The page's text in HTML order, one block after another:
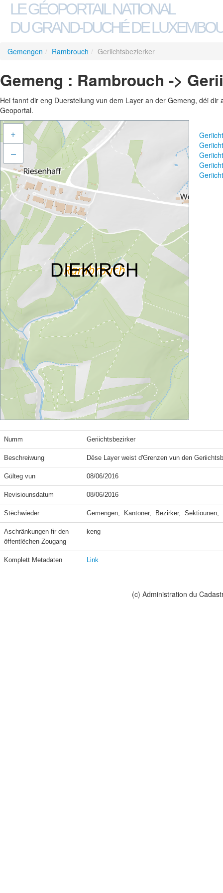
LE GÉOPORTAIL NATIONAL
DU GRAND-DUCHÉ DE
Gemengen / Rambrouch / Geriichtsbezierker
Gemeng : Rambrouch ->
Hei fannt dir eng Duerstellung vun dem Layer an der Gemeng, déi
Geoportal.
+
–
Numm Geriichtsbezirker
Beschreiwung Dëse Layer weist d'Grenzen vun den
Gülteg vun 08/06/2016
Revisiounsdatum 08/06/2016
Stëchwieder Gemengen,  Kantoner,  Bezirker,  Sektiounen,
Aschränkungen fir den
öffentlëchen Zougang
keng
Komplett Metadaten Link
(c) Administration du